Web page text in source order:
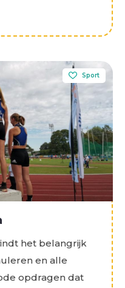
Sport
het belangrijk
en alle
opdragen dat